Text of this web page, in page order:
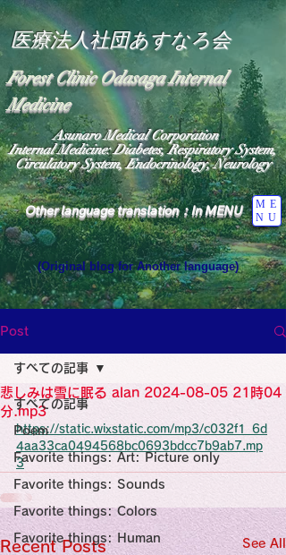
医療法人社団あすなろ会
Forest Clinic Odasaga Internal
Medicine
Other language translation：In MENU
ME
NU
Asunaro Medical Corporation
Internal Medicine: Diabetes, Respiratory System,
Circulatory System, Endocrinology, Neurology
(Original blog for Another language)
Heavens: Beyond the Universe: The World
the God of Light Resides"
Medicine Specialist
Specialist
Wide Blog
Medicine
Religion
Post
すべての記事
Poem
Favorite things: Art: Picture only
Favorite things: Sounds
Favorite things: Colors
Favorite things: Human
すべての記事
悲しみは雪に眠る alan 2024-08-05 21時04
分.mp3
https://static.wixstatic.com/mp3/c032f1_6d
4aa33ca0494568bc0693bdcc7b9ab7.mp
3
Recent Posts See All